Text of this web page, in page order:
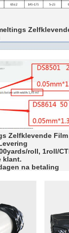
Zelfklevende
roll, 1roll/
klant.
na betaling